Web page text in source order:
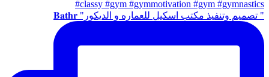
" تصميم وتنفيذ مكتب اسكيل للعماره و الديكور" 𝐁𝐚𝐭𝐡𝐫